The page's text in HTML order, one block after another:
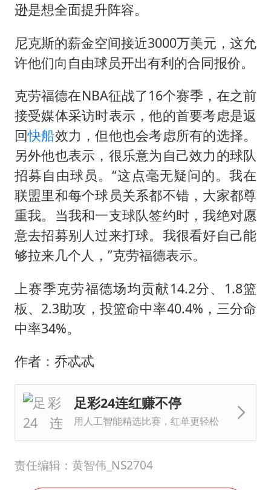
逊是想全面提升阵容。
尼克斯的薪金空间接近3000万美元，这允
许他们向自由球员开出有利的合同报价。
克劳福德在NBA征战了16个赛季，在之前
接受媒体采访时表示，他的首要考虑是返
回快船效力，但他也会考虑所有的选择。
另外他也表示，很乐意为自己效力的球队
招募自由球员。“这点毫无疑问的。我在
联盟里和每个球员关系都不错，大家都尊
重我。当我和一支球队签约时，我绝对愿
意去招募别人过来打球。我很看好自己能
够拉来几个人，”克劳福德表示。
上赛季克劳福德场均贡献14.2分、1.8篮
板、2.3助攻，投篮命中率40.4%，三分命
中率34%。
作者：乔忒忒
足彩24连红赚不停
用人工智能精选比赛，红单更轻松
责任编辑：黄智伟_NS2704